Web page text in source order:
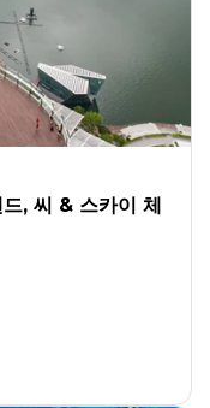
, 씨 & 스카이 체